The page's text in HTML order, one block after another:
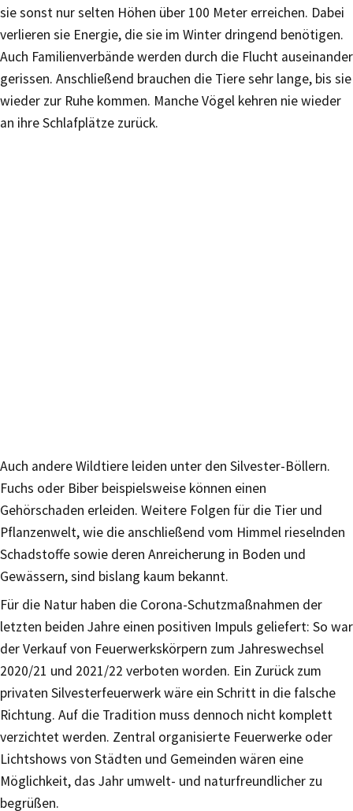
sie sonst nur selten Höhen über 100 Meter erreichen. Dabei
verlieren sie Energie, die sie im Winter dringend benötigen.
Auch Familienverbände werden durch die Flucht auseinander
gerissen. Anschließend brauchen die Tiere sehr lange, bis sie
wieder zur Ruhe kommen. Manche Vögel kehren nie wieder
an ihre Schlafplätze zurück.
Auch andere Wildtiere leiden unter den Silvester-Böllern.
Fuchs oder Biber beispielsweise können einen
Gehörschaden erleiden. Weitere Folgen für die Tier und
Pflanzenwelt, wie die anschließend vom Himmel rieselnden
Schadstoffe sowie deren Anreicherung in Boden und
Gewässern, sind bislang kaum bekannt.
Für die Natur haben die Corona-Schutzmaßnahmen der
letzten beiden Jahre einen positiven Impuls geliefert: So war
der Verkauf von Feuerwerkskörpern zum Jahreswechsel
2020/21 und 2021/22 verboten worden. Ein Zurück zum
privaten Silvesterfeuerwerk wäre ein Schritt in die falsche
Richtung. Auf die Tradition muss dennoch nicht komplett
verzichtet werden. Zentral organisierte Feuerwerke oder
Lichtshows von Städten und Gemeinden wären eine
Möglichkeit, das Jahr umwelt- und naturfreundlicher zu
begrüßen.